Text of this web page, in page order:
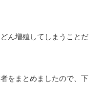
ん増殖してしまうことだ
をまとめましたので、下